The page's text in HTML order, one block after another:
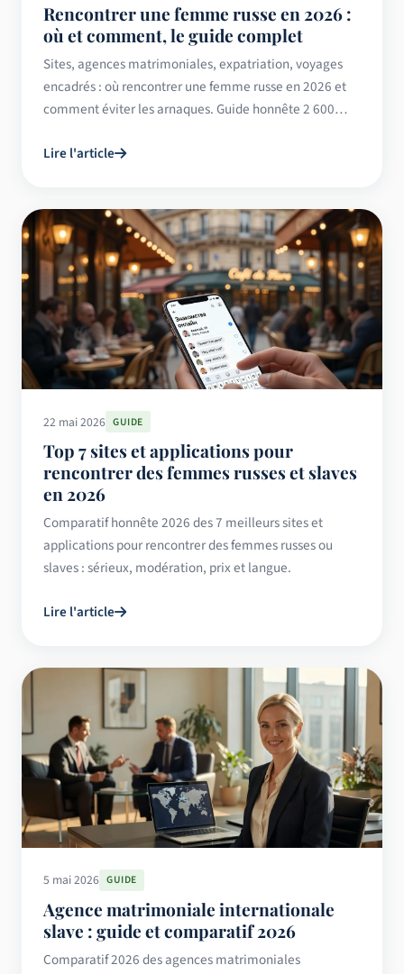
Rencontrer une femme russe en 2026 :
où et comment, le guide complet
Sites, agences matrimoniales, expatriation, voyages
encadrés : où rencontrer une femme russe en 2026 et
comment éviter les arnaques. Guide honnête 2 600
Lire l'article
22 mai 2026 GUIDE
Top 7 sites et applications pour
rencontrer des femmes russes et slaves
en 2026
Comparatif honnête 2026 des 7 meilleurs sites et
applications pour rencontrer des femmes russes ou
slaves : sérieux, modération, prix et langue.
Lire l'article
5 mai 2026 GUIDE
Agence matrimoniale internationale
slave : guide et comparatif 2026
Comparatif 2026 des agences matrimoniales